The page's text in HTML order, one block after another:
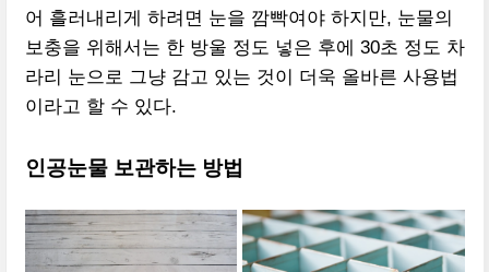
어 흘러내리게 하려면 눈을 깜빡여야 하지만, 눈물의
보충을 위해서는 한 방울 정도 넣은 후에 30초 정도 차
라리 눈으로 그냥 감고 있는 것이 더욱 올바른 사용법
이라고 할 수 있다.
인공눈물 보관하는 방법